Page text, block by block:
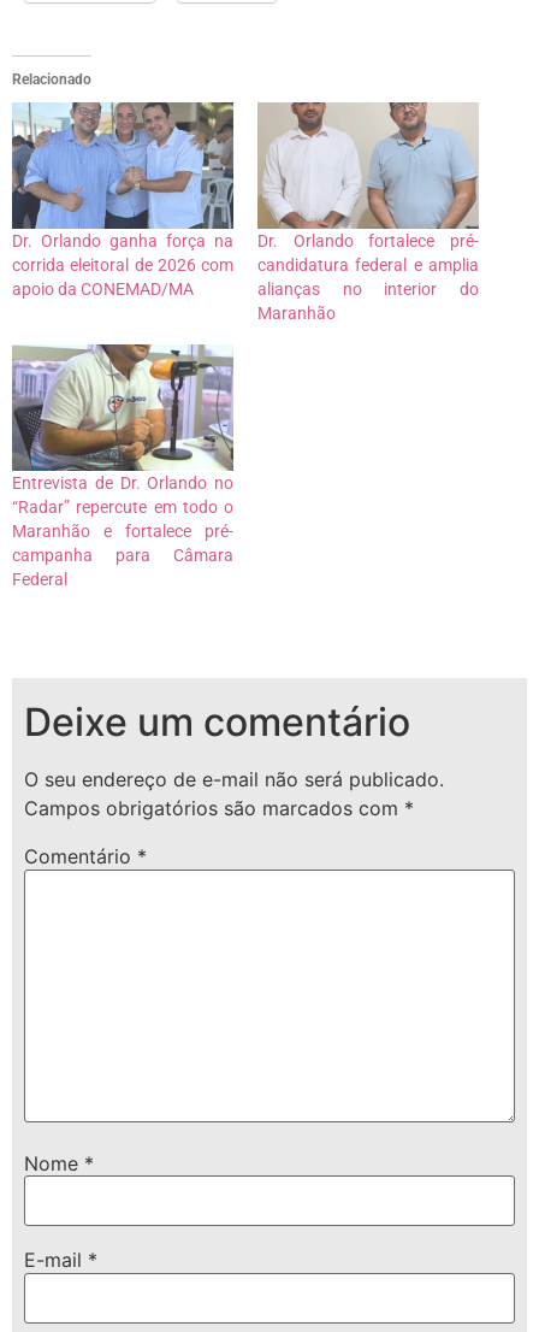
Relacionado
Dr. Orlando ganha força na
corrida eleitoral de 2026 com
apoio da CONEMAD/MA
Dr. Orlando fortalece pré-
candidatura federal e amplia
alianças no interior do
Maranhão
Entrevista de Dr. Orlando no
“Radar” repercute em todo o
Maranhão e fortalece pré-
campanha para Câmara
Federal
Deixe um comentário
O seu endereço de e-mail não será publicado.
Campos obrigatórios são marcados com *
Comentário *
Nome *
E-mail *